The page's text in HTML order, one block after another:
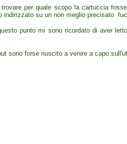
trovare per quale scopo la cartuccia
indirizzato su un non meglio precisato
punto mi sono ricordato di aver
sono forse riuscito a venire a capo